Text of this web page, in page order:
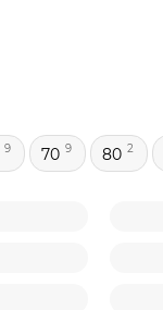
9 70 9 80 2